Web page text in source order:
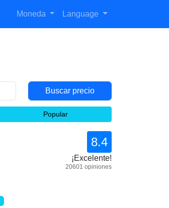
Moneda Language
Popular
8.4
¡Excelente!
20601 opiniones